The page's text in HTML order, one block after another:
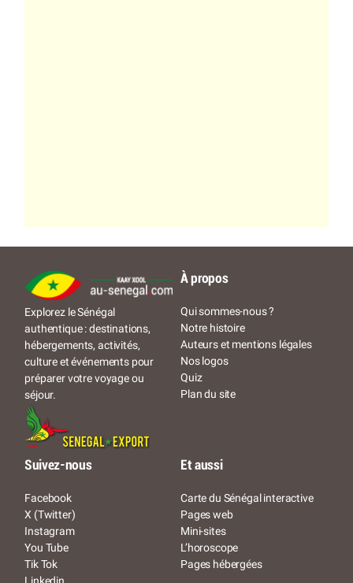
Explorez le Sénégal
authentique : destinations,
hébergements, activités,
culture et événements pour
préparer votre voyage ou
séjour.
À propos
Qui sommes-nous ?
Notre histoire
Auteurs et mentions légales
Nos logos
Quiz
Plan du site
Suivez-nous
Facebook
X (Twitter)
Instagram
You Tube
Tik Tok
Et aussi
Carte du Sénégal interactive
Pages web
Mini-sites
L’horoscope
Pages hébergées